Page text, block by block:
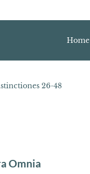
Home
26-48
Omnia